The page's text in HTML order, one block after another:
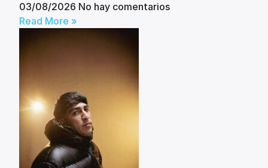
03/08/2026 No hay comentarios
Read More »